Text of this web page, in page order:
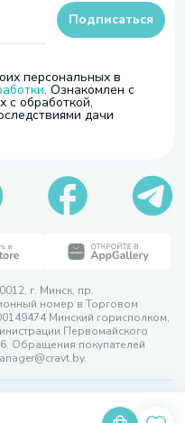
персональных в
. Ознакомлен с
с обработкой,
дачи
Подписаться
г. Минск, пр.
номер в Торговом
Минский горисполком,
Первомайского
Обращения покупателей